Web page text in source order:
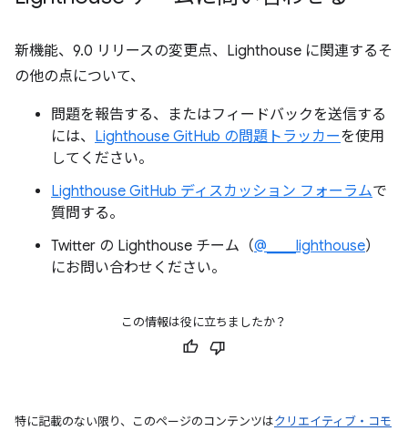
新機能、9.0 リリースの変更点、Lighthouse に関連するそ
の他の点について、
問題を報告する、またはフィードバックを送信する
には、 Lighthouse GitHub の問題トラッカーを使用
してください。
Lighthouse GitHub ディスカッション フォーラムで
質問する。
Twitter の Lighthouse チーム（@____lighthouse）
にお問い合わせください。
この情報は役に立ちましたか？
特に記載のない限り、このページのコンテンツはクリエイティブ・コモ